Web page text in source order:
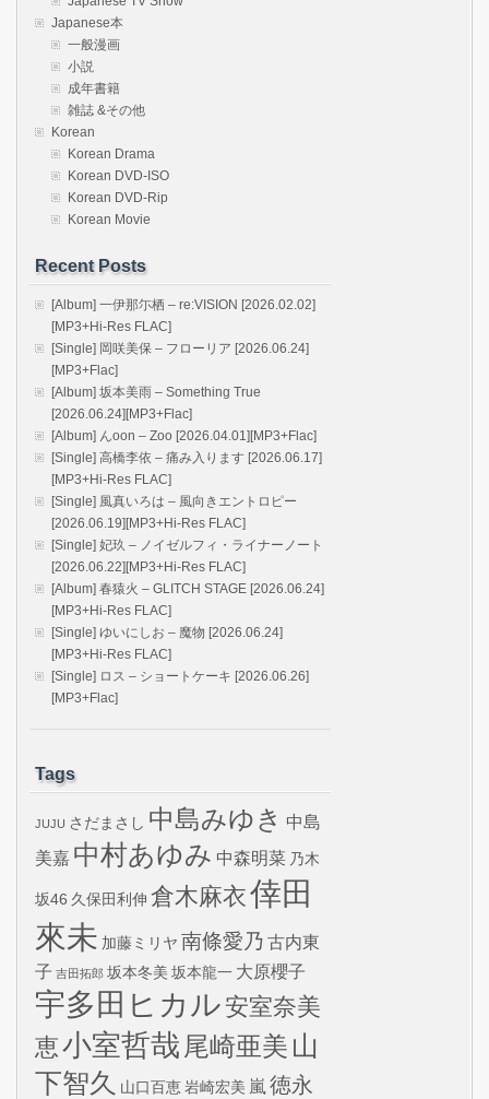
Japanese本
一般漫画
小説
成年書籍
雑誌 &その他
Korean
Korean Drama
Korean DVD-ISO
Korean DVD-Rip
Korean Movie
Recent Posts
[Album] 一伊那尓栖 – re:VISION [2026.02.02]
[MP3+Hi-Res FLAC]
[Single] 岡咲美保 – フローリア [2026.06.24]
[MP3+Flac]
[Album] 坂本美雨 – Something True
[2026.06.24][MP3+Flac]
[Album] んoon – Zoo [2026.04.01][MP3+Flac]
[Single] 高橋李依 – 痛み入ります [2026.06.17]
[MP3+Hi-Res FLAC]
[Single] 風真いろは – 風向きエントロピー
[2026.06.19][MP3+Hi-Res FLAC]
[Single] 妃玖 – ノイゼルフィ・ライナーノート
[2026.06.22][MP3+Hi-Res FLAC]
[Album] 春猿火 – GLITCH STAGE [2026.06.24]
[MP3+Hi-Res FLAC]
[Single] ゆいにしお – 魔物 [2026.06.24]
[MP3+Hi-Res FLAC]
[Single] ロス – ショートケーキ [2026.06.26]
[MP3+Flac]
Tags
JUJU さだまさし 中島みゆき 中島
美嘉 中村あゆみ 中森明菜 乃木
坂46 久保田利伸 倉木麻衣倖田
來未 加藤ミリヤ 南條愛乃 古内東
子 吉田拓郎 坂本冬美 坂本龍一 大原櫻子
宇多田ヒカル安室奈美
恵小室哲哉 尾崎亜美 山
下智久 山口百恵岩崎宏美 嵐 徳永